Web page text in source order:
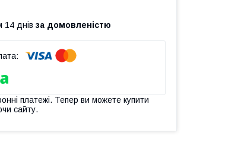
14 днів за домовленістю
платежі. Тепер ви можете купити
сайту.